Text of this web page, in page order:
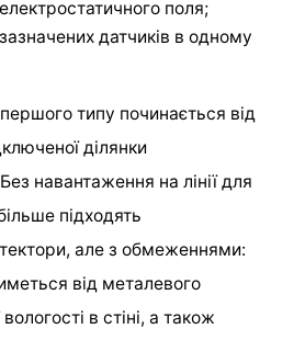
поля;
датчиків в одному
типу починається від
ділянки
навантаження на лінії для
підходять
але з обмеженнями:
від металевого
в стіні, а також